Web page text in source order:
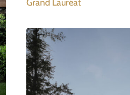
Grand Lauréat